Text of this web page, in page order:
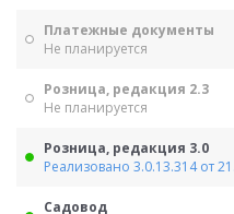
Платежные документы
Не планируется
Розница, редакция 2.3
Не планируется
Розница, редакция 3.0
Реализовано 3.0.13.314 от
Садовод